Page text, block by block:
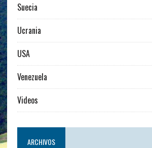
Suecia
Ucrania
USA
Venezuela
Videos
ARCHIVOS